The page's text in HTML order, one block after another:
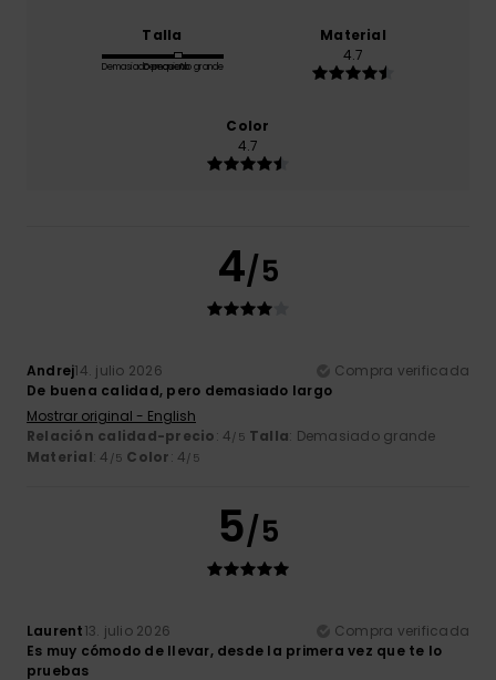
Talla
Demasiado pequeño
Demasiado grande
Material
4.7
Color
4.7
4/5
Andrej14. julio 2026
Compra verificada
De buena calidad, pero demasiado largo
Mostrar original - English
Relación calidad-precio: 4/5 Talla: Demasiado grande
Material: 4 /5 Color: 4/5
5/5
Laurent13. julio 2026
Compra verificada
Es muy cómodo de llevar, desde la primera vez que te lo
pruebas